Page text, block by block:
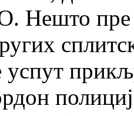
Нешто пре
успут